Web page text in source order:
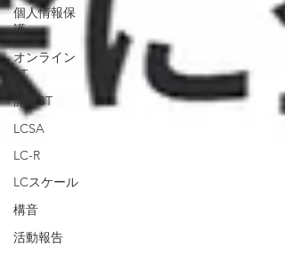
個人情報保
護
オンライン
ST
開業ST
LCSA
LC-R
LCスケール
構音
活動報告